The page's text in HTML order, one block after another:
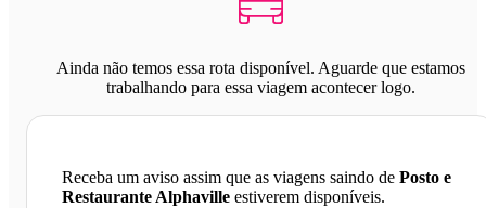
Ainda não temos essa rota disponível. Aguarde que estamos
trabalhando para essa viagem acontecer logo.
Receba um aviso assim que as viagens saindo de Posto e
Restaurante Alphaville estiverem disponíveis.